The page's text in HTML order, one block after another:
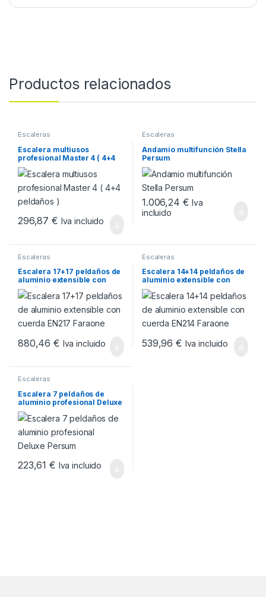
Productos relacionados
Escaleras
Escalera multiusos
profesional Master 4 ( 4+4
peldaños )
296,87€ Iva incluido
Escaleras
Andamio multifunción Stella
Persum
1.006,24 € Iva
incluido
Escaleras
Escalera 17+17 peldaños de
aluminio extensible con
cuerda EN217 Faraone
880,46€ Iva incluido
Escaleras
Escalera 14+14 peldaños de
aluminio extensible con
cuerda EN214 Faraone
539,96€ Iva incluido
Escaleras
Escalera 7 peldaños de
aluminio profesional Deluxe
Persum
223,61€ Iva incluido